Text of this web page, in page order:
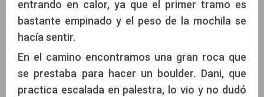
entrando en calor, ya que el primer tramo es
bastante empinado y el peso de la mochila se
hacía sentir.
En el camino encontramos una gran roca que
se prestaba para hacer un boulder. Dani, que
practica escalada en palestra, lo vio y no dudó